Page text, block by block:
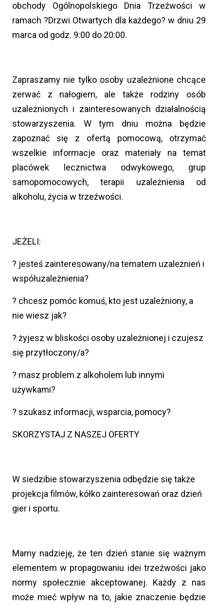
obchody Ogólnopolskiego Dnia Trzeźwości w
ramach ?Drzwi Otwartych dla każdego? w dniu 29
marca od godz. 9:00 do 20:00.
Zapraszamy nie tylko osoby uzależnione chcące
zerwać z nałogiem, ale także rodziny osób
uzależnionych i zainteresowanych działalnością
stowarzyszenia. W tym dniu można będzie
zapoznać się z ofertą pomocową, otrzymać
wszelkie informacje oraz materiały na temat
placówek lecznictwa odwykowego, grup
samopomocowych, terapii uzależnienia od
alkoholu, życia w trzeźwości.
JEŻELI:
? jesteś zainteresowany/na tematem uzależnień i
współuzależnienia?
? chcesz pomóc komuś, kto jest uzależniony, a
nie wiesz jak?
? żyjesz w bliskości osoby uzależnionej i czujesz
się przytłoczony/a?
? masz problem z alkoholem lub innymi
używkami?
? szukasz informacji, wsparcia, pomocy?
SKORZYSTAJ Z NASZEJ OFERTY
W siedzibie stowarzyszenia odbędzie się także
projekcja filmów, kółko zainteresowań oraz dzień
gier i sportu.
Mamy nadzieję, że ten dzień stanie się ważnym
elementem w propagowaniu idei trzeźwości jako
normy społecznie akceptowanej. Każdy z nas
może mieć wpływ na to, jakie znaczenie będzie